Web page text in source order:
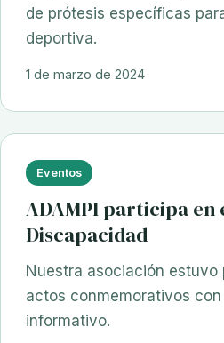
de prótesis específicas
deportiva.
1 de marzo de 2024
Eventos
ADAMPI participa en
Discapacidad
Nuestra asociación estuvo
actos conmemorativos con
informativo.